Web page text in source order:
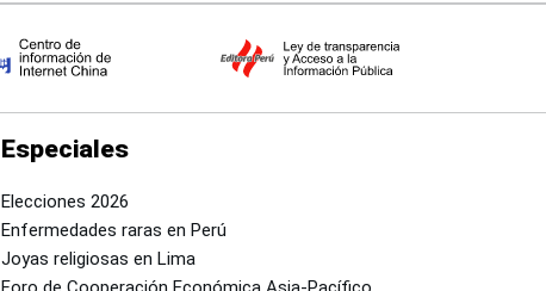
Especiales
Elecciones 2026
Enfermedades raras en Perú
Joyas religiosas en Lima